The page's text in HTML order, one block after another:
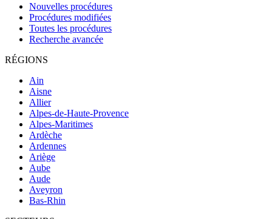
Nouvelles procédures
Procédures modifiées
Toutes les procédures
Recherche avancée
RÉGIONS
Ain
Aisne
Allier
Alpes-de-Haute-Provence
Alpes-Maritimes
Ardèche
Ardennes
Ariège
Aube
Aude
Aveyron
Bas-Rhin